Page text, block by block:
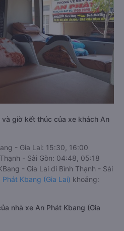
giờ kết thúc của xe khách An
- Gia Lai: 15:30, 16:00
- Sài Gòn: 04:48, 05:18
- Gia Lai đi Bình Thạnh - Sài
Phát Kbang (Gia Lai) khoảng:
nhà xe An Phát Kbang (Gia